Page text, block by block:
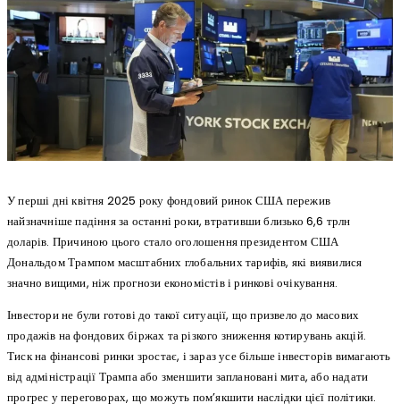
У перші дні квітня 2025 року фондовий ринок США пережив
найзначніше падіння за останні роки, втративши близько 6,6 трлн
доларів. Причиною цього стало оголошення президентом США
Дональдом Трампом масштабних глобальних тарифів, які виявилися
значно вищими, ніж прогнози економістів і ринкові очікування.
Інвестори не були готові до такої ситуації, що призвело до масових
продажів на фондових біржах та різкого зниження котирувань акцій.
Тиск на фінансові ринки зростає, і зараз усе більше інвесторів вимагають
від адміністрації Трампа або зменшити заплановані мита, або надати
прогрес у переговорах, що можуть пом’якшити наслідки цієї політики.